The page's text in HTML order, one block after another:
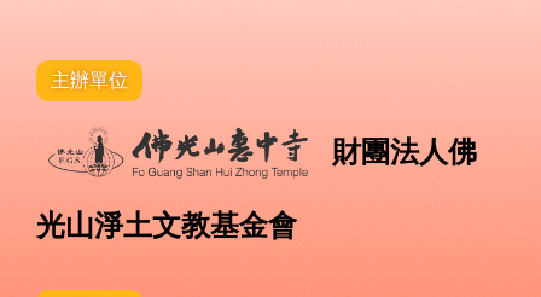
主辦單位
財團法人佛
光山淨土文教基金會